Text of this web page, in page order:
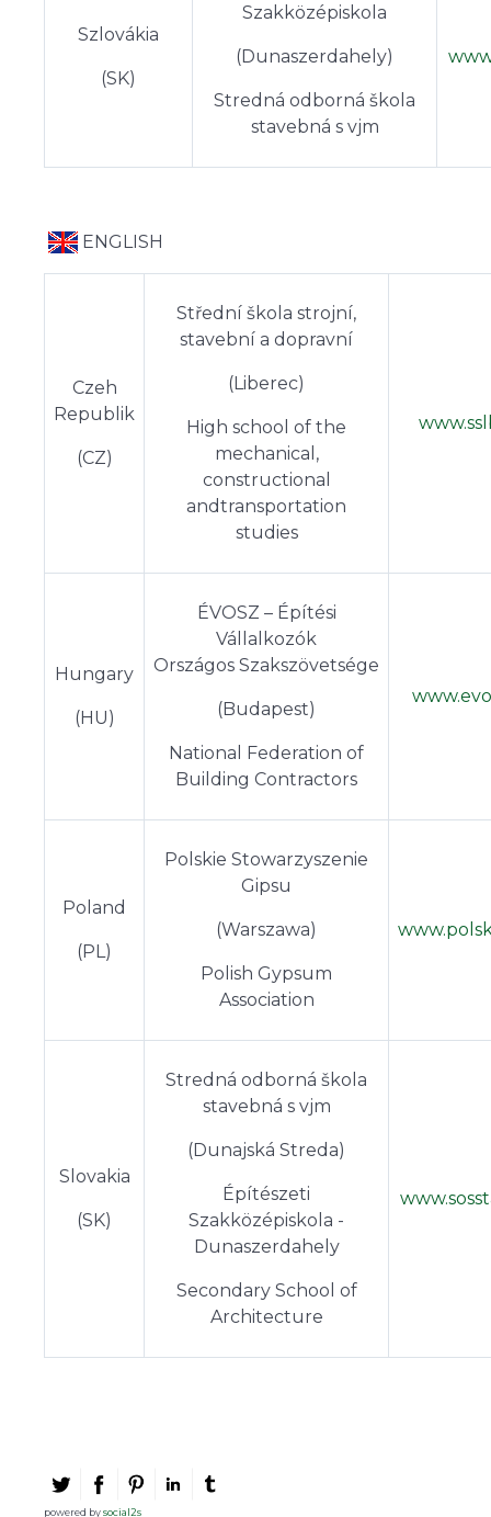
Szlovákia
(SK)
Szakközépiskola
(Dunaszerdahely)
Stredná odborná škola
stavebná s vjm
ENGLISH
Czeh
Republik
(CZ)
Střední škola strojní,
stavební a dopravní
(Liberec)
High school of the
mechanical,
constructional
andtransportation
studies
Hungary
(HU)
ÉVOSZ – Építési
Vállalkozók
Országos Szakszövetsége
(Budapest)
National Federation of
Building Contractors
Poland
(PL)
Polskie Stowarzyszenie
Gipsu
(Warszawa)
Polish Gypsum
Association
Slovakia
(SK)
Stredná odborná škola
stavebná s vjm
(Dunajská Streda)
Építészeti
Szakközépiskola -
Dunaszerdahely
Secondary School of
Architecture
powered bysocial2s